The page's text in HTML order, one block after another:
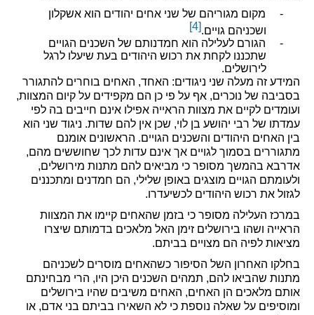
-
מקום מגוריהם של שני אחים יהודים הוא אשקלון
ושכניהם גויים.[4]
-
הגורם לעלילה הוא חמדנותם של השכנים הגויים
שתכננו לקחת את רכוש היהודים בעת שיעלו לרגל
לירושלים.
המידע זה מעלה שני ניגודים: האחד, האחים בוחרים להתגורר
בסביבה של נוכרים, אף על פי כן הם מקפידים על קיום המצוות,
ועומדים לקיים את מצוות הראייה אפילו אינם חייבים בה לפי
עמדתו של רבי יהושע בן לוי, שכן אין להם שדות. ניגוד שני הוא
בין האחים היהודים והשכנים הגויים. הראשונים אומנם
מתגוררים בסמוך לגויים אך אינם עדות לכך שחוששים מהם,
אדרבא בהמשך מסופר כי מביאים להם מתנות מירושלים,
ולעומתם הגויים מוצגים באופן שלילי, הם חמדנים ומתכננים
לגזול את רכוש היהודים לכשיעדרו.
במרכז העלילה מסופר כי בזמן שהאחים קיימו את המצוות
הראייה ושהו בירושלים זימן האל מלאכים בדמותם שיצרו
מציאות לפיה הם מצויים בביתם.
בחלקו האחרון השל הסיפור כשהאחים מוסרים לשכניהם
מתנות שהביאו להם, תמהים השכנים היכן היו, הרי מבחינתם
אותם מלאכים הן האחים, האחים משיבים שהיו בירושלים
ומוסיפים על שאלה נוספת כי לא השאירו בביתם בני אדם, או